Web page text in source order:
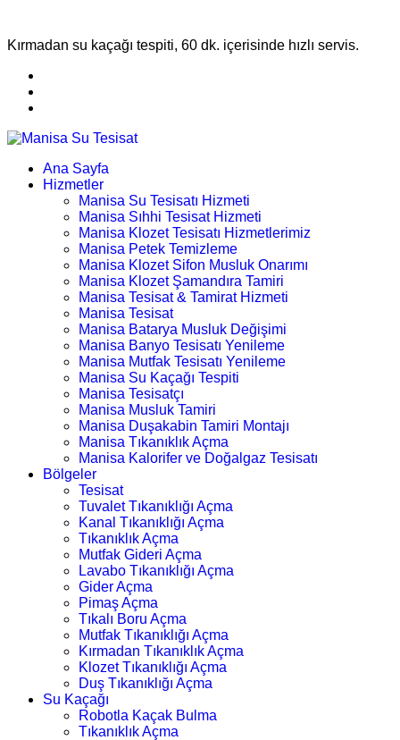
Kırmadan su kaçağı tespiti, 60 dk. içerisinde hızlı servis.
Ana Sayfa
Hizmetler
Manisa Su Tesisatı Hizmeti
Manisa Sıhhi Tesisat Hizmeti
Manisa Klozet Tesisatı Hizmetlerimiz
Manisa Petek Temizleme
Manisa Klozet Sifon Musluk Onarımı
Manisa Klozet Şamandıra Tamiri
Manisa Tesisat & Tamirat Hizmeti
Manisa Tesisat
Manisa Batarya Musluk Değişimi
Manisa Banyo Tesisatı Yenileme
Manisa Mutfak Tesisatı Yenileme
Manisa Su Kaçağı Tespiti
Manisa Tesisatçı
Manisa Musluk Tamiri
Manisa Duşakabin Tamiri Montajı
Manisa Tıkanıklık Açma
Manisa Kalorifer ve Doğalgaz Tesisatı
Bölgeler
Tesisat
Tuvalet Tıkanıklığı Açma
Kanal Tıkanıklığı Açma
Tıkanıklık Açma
Mutfak Gideri Açma
Lavabo Tıkanıklığı Açma
Gider Açma
Pimaş Açma
Tıkalı Boru Açma
Mutfak Tıkanıklığı Açma
Kırmadan Tıkanıklık Açma
Klozet Tıkanıklığı Açma
Duş Tıkanıklığı Açma
Su Kaçağı
Robotla Kaçak Bulma
Tıkanıklık Açma